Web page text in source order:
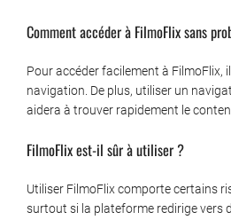
Comment accéder à FilmoFlix sans
Pour accéder facilement à FilmoFlix,
navigation. De plus, utiliser un
aidera à trouver rapidement le
FilmoFlix est-il sûr à utiliser ?
Utiliser FilmoFlix comporte certains
surtout si la plateforme redirige vers